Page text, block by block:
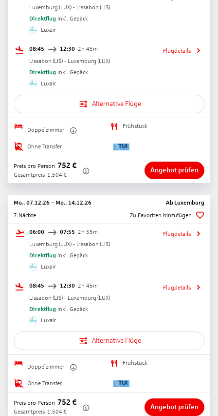
Luxemburg (LUX) - Lissabon (LIS)
Direktflug Inkl. Gepäck
Luxair
08:45 12:30 2h 45m
Lissabon (LIS) - Luxemburg (LUX)
Direktflug Inkl. Gepäck
Luxair
Flugdetails
Alternative Flüge
Doppelzimmer
Frühstück
Ohne Transfer
Preis pro Person 752 €
Gesamtpreis 1.504 €
Angebot prüfen
Mo., 07.12.26 – Mo., 14.12.26 Ab Luxemburg
7 Nächte
Zu Favoriten hinzufügen
06:00 07:55 2h 55m
Luxemburg (LUX) - Lissabon (LIS)
Direktflug Inkl. Gepäck
Luxair
Flugdetails
08:45 12:30 2h 45m
Lissabon (LIS) - Luxemburg (LUX)
Direktflug Inkl. Gepäck
Luxair
Flugdetails
Alternative Flüge
Doppelzimmer
Frühstück
Ohne Transfer
Preis pro Person 752 €
Gesamtpreis 1.504 €
Angebot prüfen